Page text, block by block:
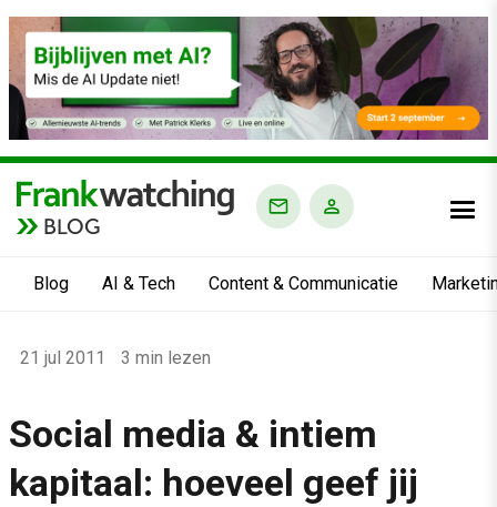
BLOG
Blog AI & Tech Content & Communicatie
›
Alle artikelen
21 jul 2011 3 min lezen
Social media & intiem
kapitaal: hoeveel geef jij